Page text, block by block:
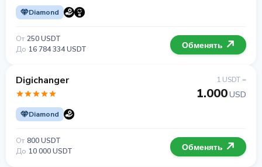
Diamond
От 250 USDT
До 16 784 334 USDT Обменять
Digichanger
Diamond
1 USDT =
1.000USD
От 800 USDT
До 10 000 USDT Обменять